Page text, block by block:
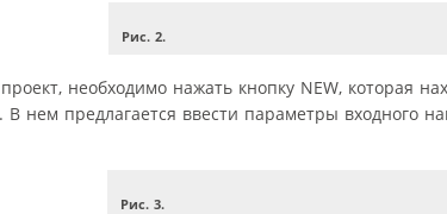
Рис. 2.
необходимо нажать кнопку NEW, которая
нем предлагается ввести параметры входного
Рис. 3.